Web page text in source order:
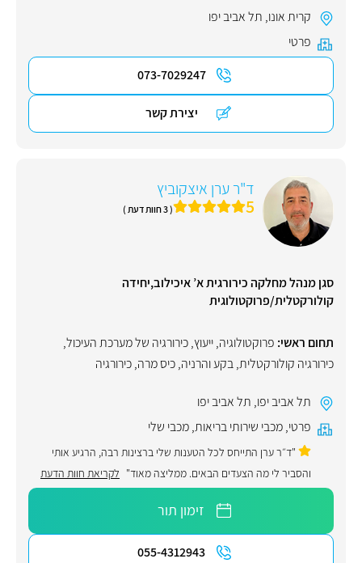
קרית אונו, תל אביב יפו
פרטי
073-7029247
יצירת קשר
ד"ר ערן איצקוביץ
5 ( 3 חוות דעת )
סגן מנהל מחלקה כירורגית א’ איכילוב,יחידה
קולורקטלית/פרוקטולוגית
תחום ראשי: פרוקטולוגיה,ייעוץ,כירורגיה של מערכת העיכול,
כירורגיה קולורקטלית,בקע והרניה,כיס מרה,כירורגיה
תל אביב יפו, תל אביב יפו
פרטי,מכבי שירותי בריאות,מכבי שלי
"ד״ר ערן התייחס לכל הטענות שלי ברצינות רבה, הרגיע אותי
והסביר לי מה הצעדים הבאים. ממליצה מאוד" לקריאת חוות הדעת
זימון תור
055-4312943